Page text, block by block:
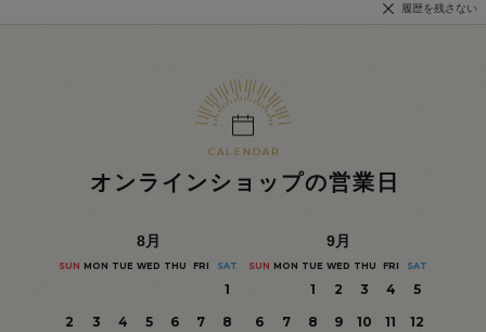
履歴を残さない
オンラインショップの営業日
8月
SUN MON TUE WED THU FRI SAT
1
2
3 4 5 6 7
8
9月
SUN MON TUE WED THU FRI SAT
1 2 3 4
5
6
7 8 9 10 11
12